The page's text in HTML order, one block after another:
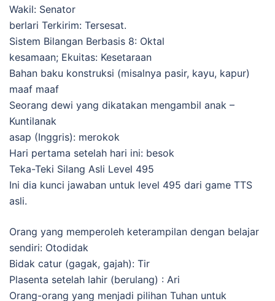
Wakil: Senator
berlari Terkirim: Tersesat.
Sistem Bilangan Berbasis 8: Oktal
kesamaan; Ekuitas: Kesetaraan
Bahan baku konstruksi (misalnya pasir, kayu, kapur)
maaf maaf
Seorang dewi yang dikatakan mengambil anak –
Kuntilanak
asap (Inggris): merokok
Hari pertama setelah hari ini: besok
Teka-Teki Silang Asli Level 495
Ini dia kunci jawaban untuk level 495 dari game TTS
asli.
Orang yang memperoleh keterampilan dengan belajar
sendiri: Otodidak
Bidak catur (gagak, gajah): Tir
Plasenta setelah lahir (berulang) : Ari
Orang-orang yang menjadi pilihan Tuhan untuk